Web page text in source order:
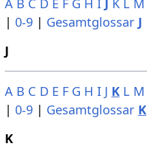
| 0-9| Gesamtglossar J
J
A B C D E F G H I J K L M
| 0-9| Gesamtglossar K
K